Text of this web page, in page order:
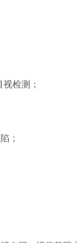
检测；
；